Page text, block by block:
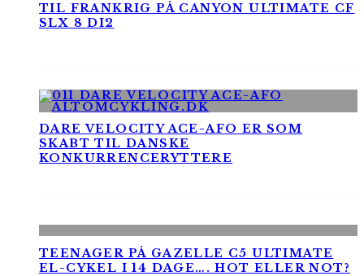
TIL FRANKRIG PÅ CANYON ULTIMATE CF
SLX 8 DI2
DARE VELOCITY ACE-AFO ER SOM
SKABT TIL DANSKE
KONKURRENCERYTTERE
TEENAGER PÅ GAZELLE C5 ULTIMATE
EL-CYKEL I 14 DAGE…. HOT ELLER NOT?